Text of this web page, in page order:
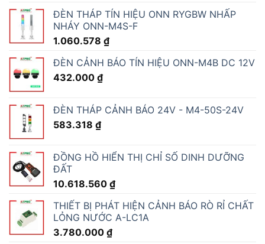
ĐÈN THÁP TÍN HIỆU ONN RYGBW NHẤP
NHÁY ONN-M4S-F
1.060.578 ₫
ĐÈN CẢNH BÁO TÍN HIỆU ONN-M4B DC 12V
432.000 ₫
ĐÈN THÁP CẢNH BÁO 24V - M4-50S-24V
583.318 ₫
ĐỒNG HỒ HIỂN THỊ CHỈ SỐ DINH DƯỠNG
ĐẤT
10.618.560 ₫
THIẾT BỊ PHÁT HIỆN CẢNH BÁO RÒ RỈ CHẤT
LỎNG NƯỚC A-LC1A
3.780.000 ₫